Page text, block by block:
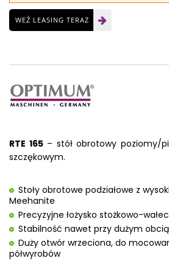
WEŹ LEASING TERAZ
RTE 165– stół obrotowy poziomy/
szczękowym.
Stoły obrotowe podziałowe z
Meehanite
Precyzyjne łożysko stożkowo-
Stabilność nawet przy dużym
Duży otwór wrzeciona, do
półwyrobów